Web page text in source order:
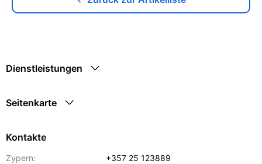
Dienstleistungen
Seitenkarte
Kontakte
Zypern:
+357 25 123889